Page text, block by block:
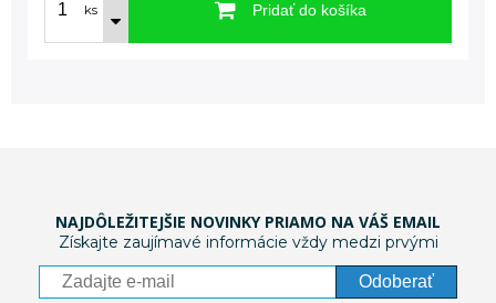
ks Pridať do košíka
NAJDÔLEŽITEJŠIE NOVINKY PRIAMO NA VÁŠ EMAIL
Získajte zaujímavé informácie vždy medzi prvými
Odoberať